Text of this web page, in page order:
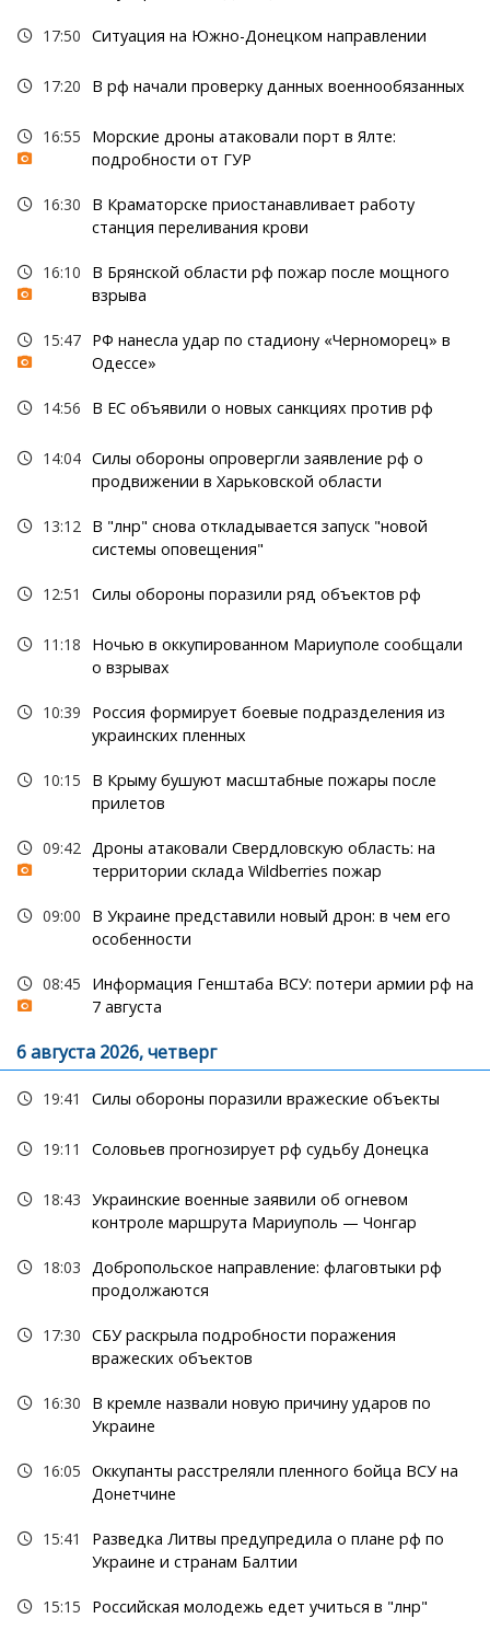
17:50 Ситуация на Южно-Донецком направлении
17:20 В рф начали проверку данных военнообязанных
16:55
Морские дроны атаковали порт в Ялте:
подробности от ГУР
16:30
В Краматорске приостанавливает работу
станция переливания крови
16:10
В Брянской области рф пожар после мощного
взрыва
15:47 РФ нанесла удар по стадиону «Черноморец» в
Одессе»
14:56 В ЕС объявили о новых санкциях против рф
14:04 Силы обороны опровергли заявление рф о
продвижении в Харьковской области
13:12 В "лнр" снова откладывается запуск "новой
системы оповещения"
12:51 Силы обороны поразили ряд объектов рф
11:18
Ночью в оккупированном Мариуполе сообщали
о взрывах
10:39
Россия формирует боевые подразделения из
украинских пленных
10:15
В Крыму бушуют масштабные пожары после
прилетов
09:42 Дроны атаковали Свердловскую область: на
территории склада Wildberries пожар
09:00
В Украине представили новый дрон: в чем его
особенности
08:45
Информация Генштаба ВСУ: потери армии рф на
7 августа
6 августа 2026, четверг
19:41 Силы обороны поразили вражеские объекты
19:11 Соловьев прогнозирует рф судьбу Донецка
18:43 Украинские военные заявили об огневом
контроле маршрута Мариуполь — Чонгар
18:03 Добропольское направление: флаговтыки рф
продолжаются
17:30 СБУ раскрыла подробности поражения
вражеских объектов
16:30
В кремле назвали новую причину ударов по
Украине
16:05 Оккупанты расстреляли пленного бойца ВСУ на
Донетчине
15:41
Разведка Литвы предупредила о плане рф по
Украине и странам Балтии
15:15 Российская молодежь едет учиться в "лнр"